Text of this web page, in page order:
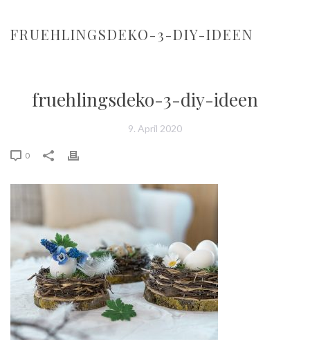
FRUEHLINGSDEKO-3-DIY-IDEEN
fruehlingsdeko-3-diy-ideen
9. April 2020
0